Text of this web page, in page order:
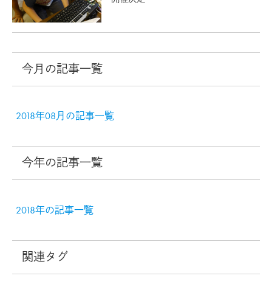
今月の記事一覧
2018年08月の記事一覧
今年の記事一覧
2018年の記事一覧
関連タグ